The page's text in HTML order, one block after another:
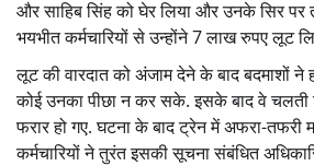
और साहिब सिंह को घेर लिया और उनके सिर पर
भयभीत कर्मचारियों से उन्होंने 7 लाख रुपए लूट
लूट की वारदात को अंजाम देने के बाद बदमाशों ने
कोई उनका पीछा न कर सके. इसके बाद वे
फरार हो गए. घटना के बाद ट्रेन में अफरा-तफरी
कर्मचारियों ने तुरंत इसकी सूचना संबंधित